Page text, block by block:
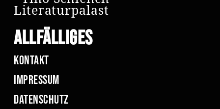
Allfälliges
Kontakt
Impressum
Datenschutz